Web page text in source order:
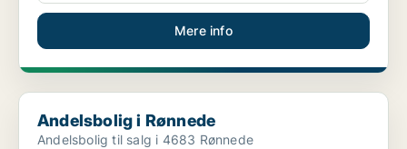
Mere info
Andelsbolig i Rønnede
Andelsbolig i Rønnede
Andelsbolig til salg i 4683 Rønnede